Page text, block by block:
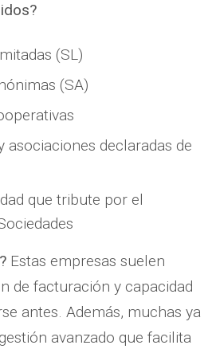
(SL)
(SA)
asociaciones declaradas de
que tribute por el
Estas empresas suelen
de facturación y capacidad
antes. Además, muchas ya
avanzado que facilita